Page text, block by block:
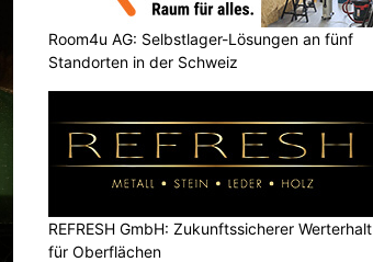
Room4u AG: Selbstlager-Lösungen an fünf
Standorten in der Schweiz
REFRESH GmbH: Zukunftssicherer Werterhalt
für Oberflächen